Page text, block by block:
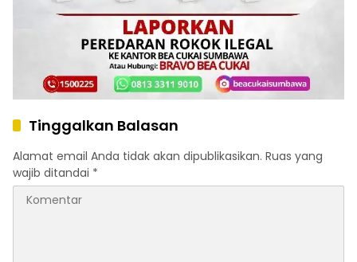
Tinggalkan Balasan
Alamat email Anda tidak akan dipublikasikan. Ruas yang
wajib ditandai *